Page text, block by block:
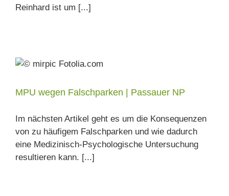
Reinhard ist um [...]
MPU wegen Falschparken | Passauer NP
Im nächsten Artikel geht es um die Konsequenzen
von zu häufigem Falschparken und wie dadurch
eine Medizinisch-Psychologische Untersuchung
resultieren kann. [...]